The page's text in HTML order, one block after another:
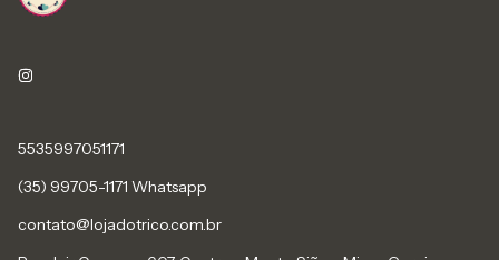
5535997051171
(35) 99705-1171 Whatsapp
contato@lojadotrico.com.br